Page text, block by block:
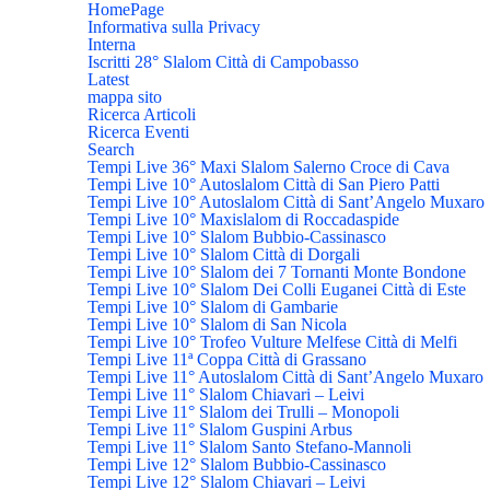
HomePage
Informativa sulla Privacy
Interna
Iscritti 28° Slalom Città di Campobasso
Latest
mappa sito
Ricerca Articoli
Ricerca Eventi
Search
Tempi Live 36° Maxi Slalom Salerno Croce di Cava
Tempi Live 10° Autoslalom Città di San Piero Patti
Tempi Live 10° Autoslalom Città di Sant’Angelo Muxaro
Tempi Live 10° Maxislalom di Roccadaspide
Tempi Live 10° Slalom Bubbio-Cassinasco
Tempi Live 10° Slalom Città di Dorgali
Tempi Live 10° Slalom dei 7 Tornanti Monte Bondone
Tempi Live 10° Slalom Dei Colli Euganei Città di Este
Tempi Live 10° Slalom di Gambarie
Tempi Live 10° Slalom di San Nicola
Tempi Live 10° Trofeo Vulture Melfese Città di Melfi
Tempi Live 11ª Coppa Città di Grassano
Tempi Live 11° Autoslalom Città di Sant’Angelo Muxaro
Tempi Live 11° Slalom Chiavari – Leivi
Tempi Live 11° Slalom dei Trulli – Monopoli
Tempi Live 11° Slalom Guspini Arbus
Tempi Live 11° Slalom Santo Stefano-Mannoli
Tempi Live 12° Slalom Bubbio-Cassinasco
Tempi Live 12° Slalom Chiavari – Leivi